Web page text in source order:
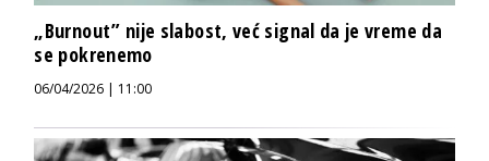
„Burnout” nije slabost, već signal da je vreme da
se pokrenemo
06/04/2026 | 11:00